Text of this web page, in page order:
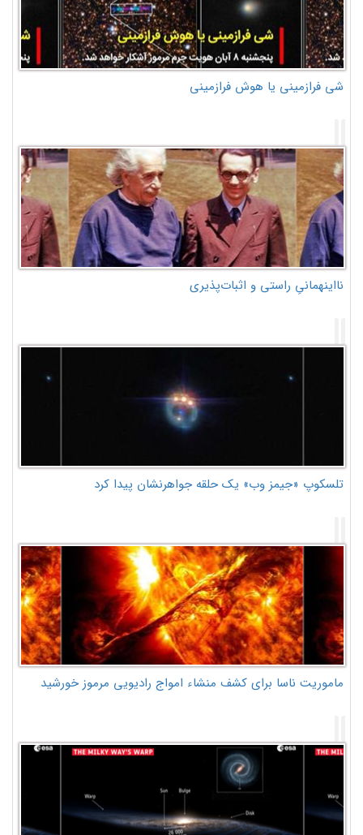
شی فرازمینی یا هوش فرازمینی
نااینهمانیِ راستی و اثبات‌پذیری
تلسکوپ «جیمز وب» یک حلقه جواهرنشان پیدا کرد
ماموریت ناسا برای کشف منشاء امواج رادیویی مرموز خورشید